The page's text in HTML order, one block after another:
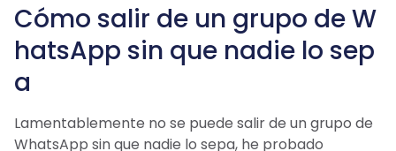
Cómo salir de un grupo de W
hatsApp sin que nadie lo sep
a
Lamentablemente no se puede salir de un grupo de
WhatsApp sin que nadie lo sepa, he probado